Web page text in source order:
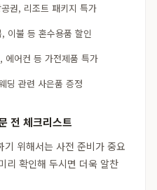
권, 리조트 패키지 특가
이불 등 혼수용품 할인
에어컨 등 가전제품 특가
딩 관련 사은품 증정
전 체크리스트
위해서는 사전 준비가 중요
리 확인해 두시면 더욱 알찬